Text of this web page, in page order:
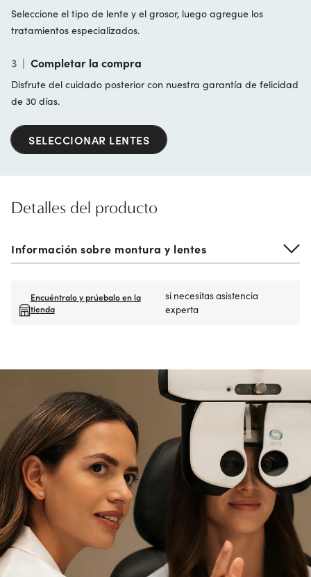
Seleccione el tipo de lente y el grosor, luego agregue los
tratamientos especializados.
3 | Completar la compra
Disfrute del cuidado posterior con nuestra garantía de felicidad
de 30 días.
SELECCIONAR LENTES
Detalles del producto
Información sobre montura y lentes
Encuéntralo y prúebalo en la
tienda
si necesitas asistencia
experta